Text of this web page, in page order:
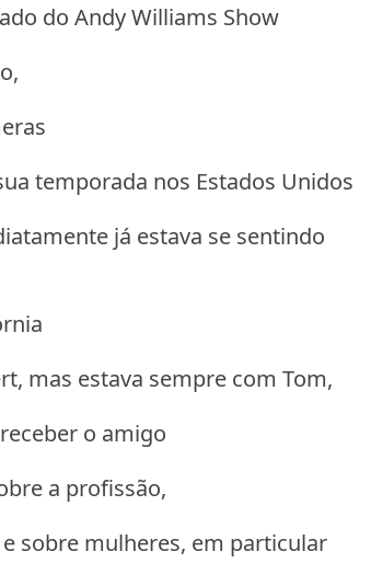
do Andy Williams Show
temporada nos Estados Unidos
já estava se sentindo
mas estava sempre com Tom,
o amigo
a profissão,
sobre mulheres, em particular